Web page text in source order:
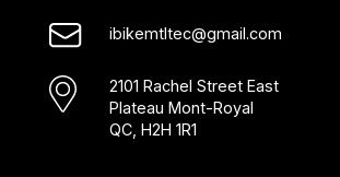
ibikemtltec@gmail.com
2101 Rachel Street East
Plateau Mont-Royal
QC, H2H 1R1